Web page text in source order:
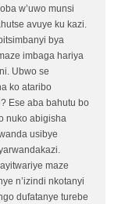
w’uwo munsi
avuye ku kazi.
bya
imbaga hariya
Ubwo se
ko ataribo
Ese aba bahutu bo
nuko abigisha
usibye
maze
n’izindi nkotanyi
dufatanye turebe